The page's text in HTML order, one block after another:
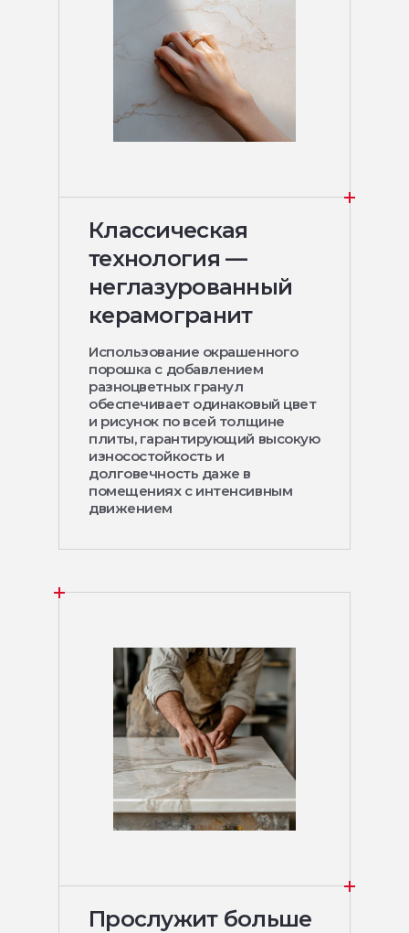
Классическая
технология —
неглазурованный
керамогранит
Использование окрашенного
порошка с добавлением
разноцветных гранул
обеспечивает одинаковый цвет
и рисунок по всей толщине
плиты, гарантирующий высокую
износостойкость и
долговечность даже в
помещениях с интенсивным
движением
Прослужит больше